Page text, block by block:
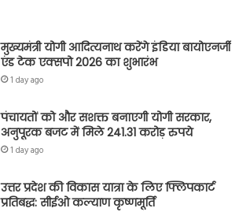
मुख्यमंत्री योगी आदित्यनाथ करेंगे इंडिया बायोएनर्जी
एंड टेक एक्सपो 2026 का शुभारंभ
1 day ago
पंचायतों को और सशक्त बनाएगी योगी सरकार,
अनुपूरक बजट में मिले 241.31 करोड़ रुपये
1 day ago
उत्तर प्रदेश की विकास यात्रा के लिए फ्लिपकार्ट
प्रतिबद्ध: सीईओ कल्याण कृष्णमूर्ति